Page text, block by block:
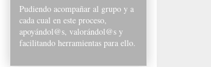
Pudiendo acompañar al grupo y a
cada cual en este proceso,
apoyándol@s, valorándol@s y
facilitando herramientas para ello.